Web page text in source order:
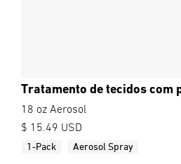
Tratamento de tecidos com
18 oz Aerosol
$ 15.49 USD
1-Pack Aerosol Spray